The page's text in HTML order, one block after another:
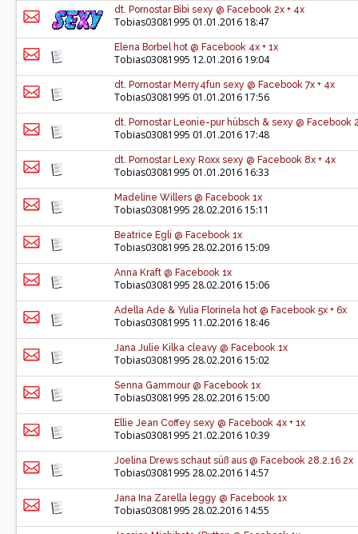
dt. Pornostar Bibi sexy @ Facebook 2x + 4x
Tobias03081995 01.01.2016 18:47
Elena Borbel hot @ Facebook 4x + 1x
Tobias03081995 12.01.2016 19:04
dt. Pornostar Merry4fun sexy @ Facebook 7x + 4x
Tobias03081995 01.01.2016 17:56
dt. Pornostar Leonie-pur hübsch & sexy @ Facebook
Tobias03081995 01.01.2016 17:48
dt. Pornostar Lexy Roxx sexy @ Facebook 8x + 4x
Tobias03081995 01.01.2016 16:33
Madeline Willers @ Facebook 1x
Tobias03081995 28.02.2016 15:11
Beatrice Egli @ Facebook 1x
Tobias03081995 28.02.2016 15:09
Anna Kraft @ Facebook 1x
Tobias03081995 28.02.2016 15:06
Adella Ade & Yulia Florinela hot @ Facebook 5x + 6x
Tobias03081995 11.02.2016 18:46
Jana Julie Kilka cleavy @ Facebook 1x
Tobias03081995 28.02.2016 15:02
Senna Gammour @ Facebook 1x
Tobias03081995 28.02.2016 15:00
Ellie Jean Coffey sexy @ Facebook 4x + 1x
Tobias03081995 21.02.2016 10:39
Joelina Drews schaut süß aus @ Facebook 28.2.16 2x
Tobias03081995 28.02.2016 14:57
Jana Ina Zarella leggy @ Facebook 1x
Tobias03081995 28.02.2016 14:55